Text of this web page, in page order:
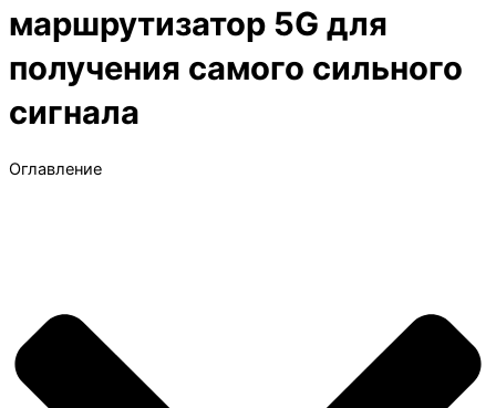
маршрутизатор 5G для
получения самого сильного
сигнала
Оглавление